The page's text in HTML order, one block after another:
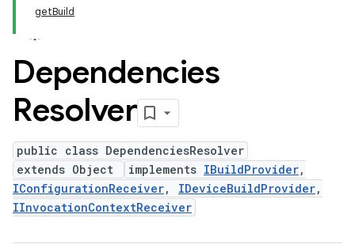
getBuild
Dependencies
Resolver
public class DependenciesResolver
extends Object
implements IBuildProvider,
IConfigurationReceiver, IDeviceBuildProvider,
IInvocationContextReceiver